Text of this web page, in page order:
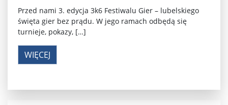
Przed nami 3. edycja 3k6 Festiwalu Gier – lubelskiego
święta gier bez prądu. W jego ramach odbędą się
turnieje, pokazy, […]
WIĘCEJ